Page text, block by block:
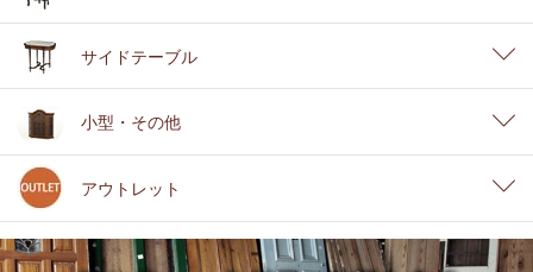
サイドテーブル
小型・その他
アウトレット